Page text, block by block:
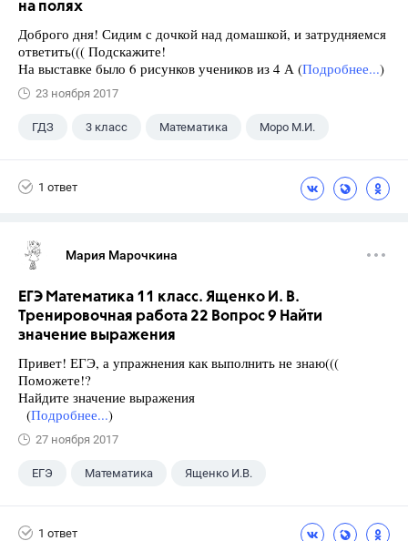
на полях
Доброго дня! Сидим с дочкой над домашкой, и затрудняемся
ответить((( Подскажите!
На выставке было 6 рисунков учеников из 4 А (Подробнее...)
23 ноября 2017
ГДЗ 3 класс Математика Моро М.И.
1 ответ
Мария Марочкина
ЕГЭ Математика 11 класс. Ященко И. В.
Тренировочная работа 22 Вопрос 9 Найти
значение выражения
Привет! ЕГЭ, а упражнения как выполнить не знаю(((
Поможете!?
Найдите значение выражения
(Подробнее...)
27 ноября 2017
ЕГЭ Математика Ященко И.В.
1 ответ